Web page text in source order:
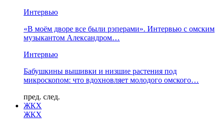
Интервью
«В моём дворе все были рэперами». Интервью с омским
музыкантом Александром…
Интервью
Бабушкины вышивки и низшие растения под
микроскопом: что вдохновляет молодого омского…
пред. след.
ЖКХ
ЖКХ